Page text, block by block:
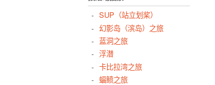
SUP（站立划桨）
幻影岛（滨岛）之旅
蓝洞之旅
浮潜
卡比拉湾之旅
蝠鲼之旅